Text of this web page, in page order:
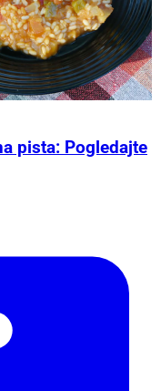
pista: Pogledajte